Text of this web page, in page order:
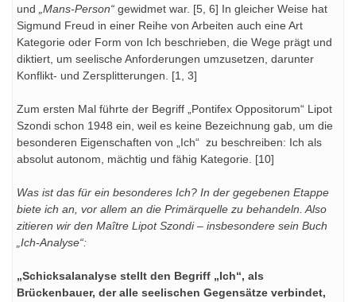
und „Mans-Person“ gewidmet war. [5, 6] In gleicher Weise hat
Sigmund Freud in einer Reihe von Arbeiten auch eine Art
Kategorie oder Form von Ich beschrieben, die Wege prägt und
diktiert, um seelische Anforderungen umzusetzen, darunter
Konflikt- und Zersplitterungen. [1, 3]
Zum ersten Mal führte der Begriff „Pontifex Oppositorum“ Lipot
Szondi schon 1948 ein, weil es keine Bezeichnung gab, um die
besonderen Eigenschaften von „Ich“ zu beschreiben: Ich als
absolut autonom, mächtig und fähig Kategorie. [10]
Was ist das für ein besonderes Ich? In der gegebenen Etappe
biete ich an, vor allem an die Primärquelle zu behandeln. Also
zitieren wir den Maître Lipot Szondi – insbesondere sein Buch
„Ich-Analyse“:
„Schicksalanalyse stellt den Begriff „Ich“, als
Brückenbauer, der alle seelischen Gegensätze verbindet,